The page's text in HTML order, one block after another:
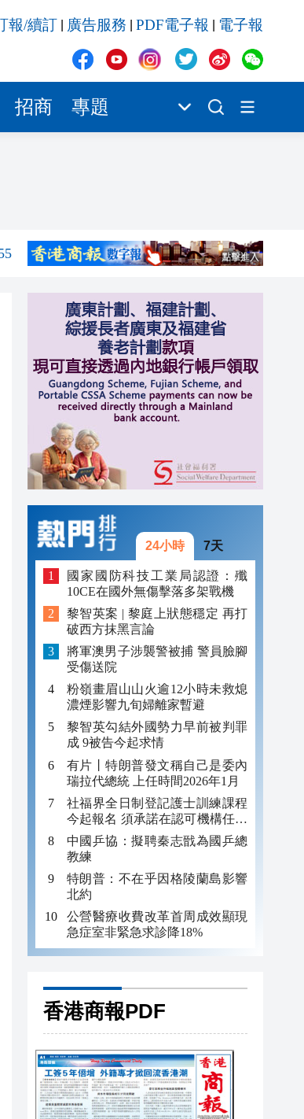
報/續訂 廣告服務 PDF電子報 電子報
招商 專題
24小時 7天
國家國防科技工業局認證：殲
10CE在國外無傷擊落多架戰機
黎智英案 | 黎庭上狀態穩定 再打
破西方抹黑言論
將軍澳男子涉襲警被捕 警員臉腳
受傷送院
粉嶺畫眉山山火逾12小時未救熄
濃煙影響九旬婦離家暫避
黎智英勾結外國勢力早前被判罪
成 9被告今起求情
有片丨特朗普發文稱自己是委內
瑞拉代總統 上任時間2026年1月
社福界全日制登記護士訓練課程
今起報名 須承諾在認可機構任職
至少三年
中國乒協：擬聘秦志戩為國乒總
教練
特朗普：不在乎因格陵蘭島影響
北約
公營醫療收費改革首周成效顯現
急症室非緊急求診降18%
香港商報PDF